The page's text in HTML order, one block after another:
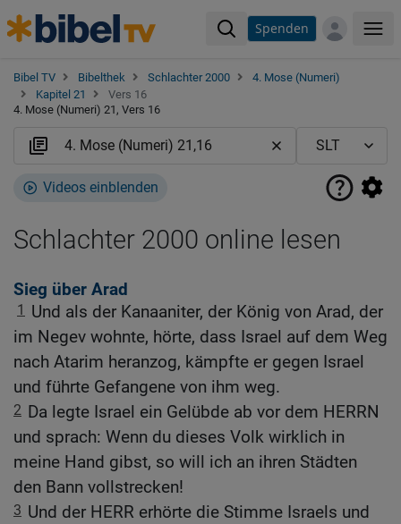
Spenden
Bibel TV Bibelthek Schlachter 2000
4. Mose (Numeri)
Kapitel 21
Vers 16
4. Mose (Numeri) 21, Vers 16
Videos einblenden
Schlachter 2000 online lesen
Sieg über Arad
1
Und als der Kanaaniter, der König von Arad, der
im Negev wohnte, hörte, dass Israel auf dem Weg
nach Atarim heranzog, kämpfte er gegen Israel
und führte Gefangene von ihm weg.
2 Da legte Israel ein Gelübde ab vor dem HERRN
und sprach: Wenn du dieses Volk wirklich in
meine Hand gibst, so will ich an ihren Städten
den Bann vollstrecken!
3 Und der HERR erhörte die Stimme Israels und